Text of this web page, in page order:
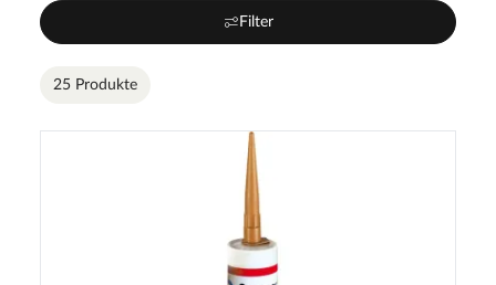
Filter
25 Produkte